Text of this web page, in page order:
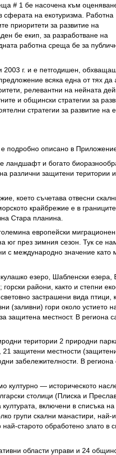
# 1 бе насочена към
сферата на екотуризма. Работна
приоритети за развитие на
бе екип, за разработване на
работна среща бе за
2003 г. и е петгодишен,
всяка една от тях да
релевантни на нейната
и общински стратегии за
стратегии за развитие на
подробно описано в
ландшафт и богато
различни защитени
което съчетава отвесни
крайбрежие е в
Стара планина.
европейски
юг през зимния сезон. Тук се
с международно значение
езеро, Шабленски езера,
райони, както и степни
застрашени вида
(заливни) гори около устието
местност. В региона
територии 2 природни
защитени местности
забележителности. В
културно — историческото
столици (Плиска и
включени в списъка
групи скални манастири, най-
старото обработено злато в
области управи и 24